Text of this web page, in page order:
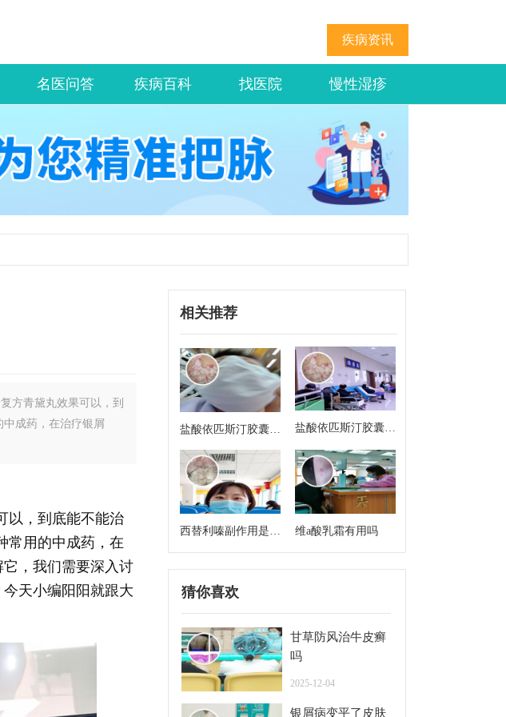
疾病资讯
名医问答 疾病百科 找医院 慢性湿疹
方青黛丸效果可以，到
成药，在治疗银屑
以，到底能不能治
常用的中成药，在
，我们需要深入讨
天小编阳阳就跟大
相关推荐
盐酸依匹斯汀胶囊多
久一个疗程是几天
盐酸依匹斯汀胶囊来
西替利嗪副作用是什
么
维a酸乳霜有用吗
猜你喜欢
甘草防风治牛皮癣
吗
2025-12-04
银屑病变平了皮肤